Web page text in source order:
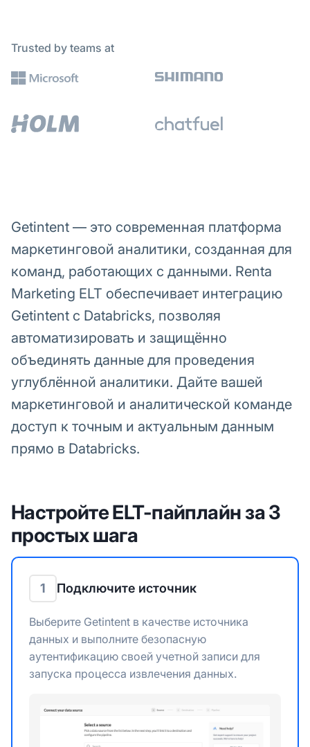
Trusted by teams at
Getintent — это современная платформа
маркетинговой аналитики, созданная для
команд, работающих с данными. Renta
Marketing ELT обеспечивает интеграцию
Getintent с Databricks, позволяя
автоматизировать и защищённо
объединять данные для проведения
углублённой аналитики. Дайте вашей
маркетинговой и аналитической команде
доступ к точным и актуальным данным
прямо в Databricks.
Настройте ELT-пайплайн за 3
простых шага
1 Подключите источник
Выберите Getintent в качестве источника
данных и выполните безопасную
аутентификацию своей учетной записи для
запуска процесса извлечения данных.